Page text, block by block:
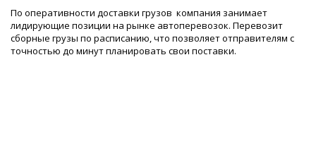
По оперативности доставки грузов компания занимает
лидирующие позиции на рынке автоперевозок. Перевозит
сборные грузы по расписанию, что позволяет отправителям с
точностью до минут планировать свои поставки.